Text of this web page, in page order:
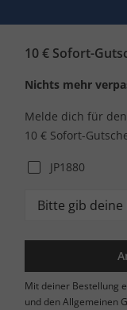
10 € Sofort-
Nichts mehr
Melde dich für
10 € Sofort-
JP1880
Mit deiner Bestellung
und den Allgemeinen